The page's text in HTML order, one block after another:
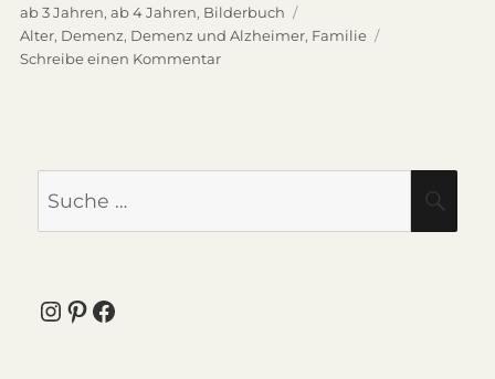
am
Kategorien
ab 3 Jahren, ab 4 Jahren, Bilderbuch
Schlagwörter
Alter, Demenz, Demenz und Alzheimer, Familie
Schreibe einen Kommentarzu
ein
Instagram
Pinterest
Facebook